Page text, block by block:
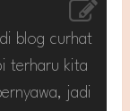
blog curhat
terharu kita
jadi